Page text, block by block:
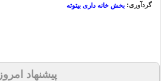
گردآوری: بخش خانه داری بیتوته
پیشنهاد امروز